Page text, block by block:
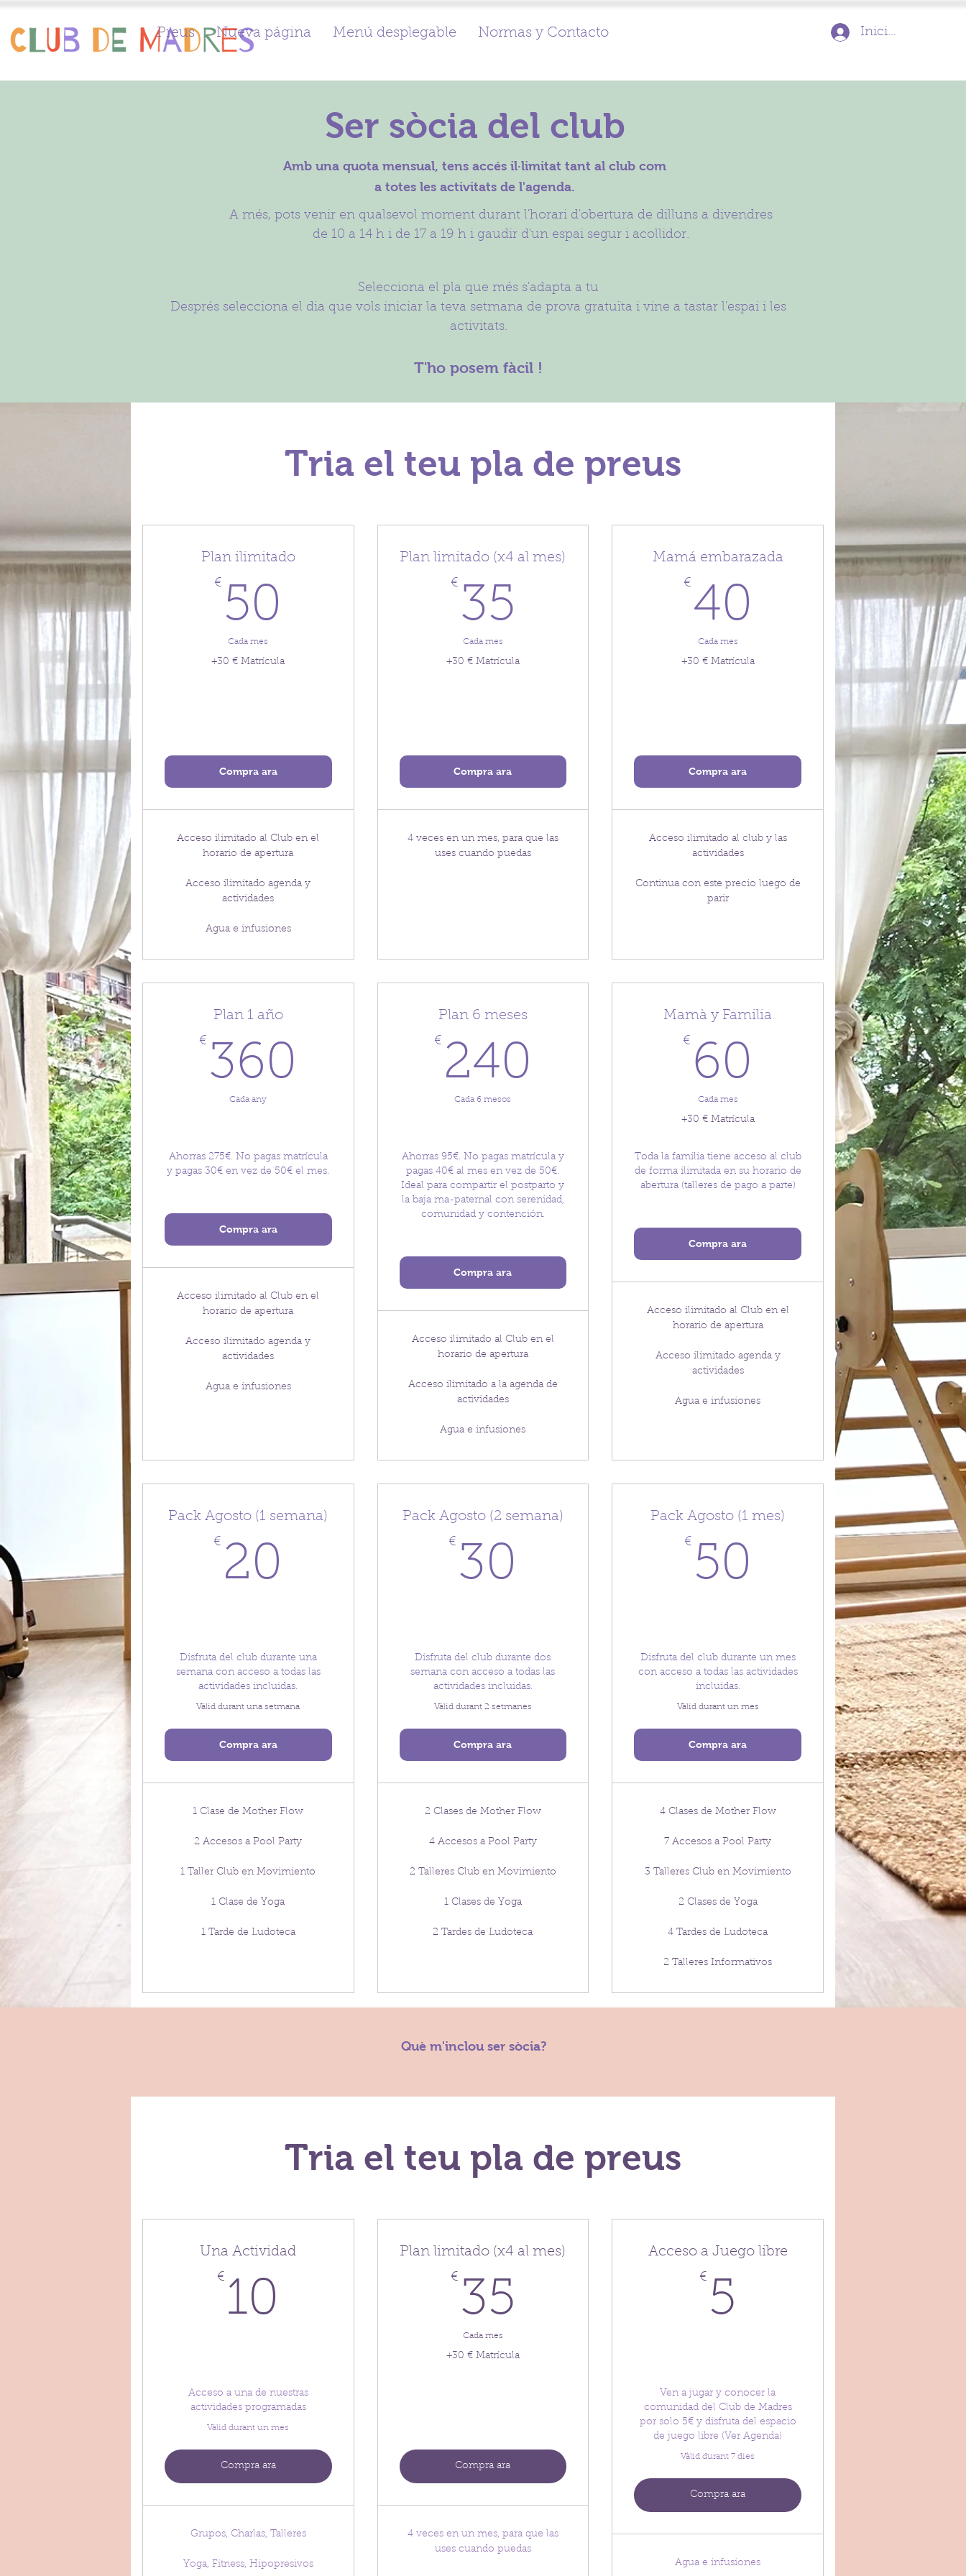
Preus Nueva página Menú desplegable Normas y Contacto Inicia la sessió
Ser sòcia del club
Amb una quota mensual, tens accés il·limitat tant al club com
a totes les activitats de l'agenda.
A més, pots venir en qualsevol moment durant l'horari d'obertura de dilluns a divendres
de 10 a 14 h i de 17 a 19 h i gaudir d'un espai segur i acollidor.
Selecciona el pla que més s'adapta a tu
Després selecciona el dia que vols iniciar la teva setmana de prova gratuïta i vine a tastar l'espai i les
activitats.
T'ho posem fàcil !
Tria el teu pla de preus
Plan ilimitado
€ 50
Cada mes
+30 € Matrícula
Compra ara
Acceso ilimitado al Club en el
horario de apertura
Acceso ilimitado agenda y
actividades
Agua e infusiones
Plan limitado (x4 al mes)
€ 35
Cada mes
+30 € Matrícula
Compra ara
4 veces en un mes, para que las
uses cuando puedas
Mamá embarazada
€ 40 40€
Cada mes
+30 € Matrícula
Compra ara
Acceso ilimitado al club y las
actividades
Continua con este precio luego de
parir
Plan 1 año
€ 360
Cada any
Ahorras 275€. No pagas matrícula
y pagas 30€ en vez de 50€ el mes.
Compra ara
Acceso ilimitado al Club en el
horario de apertura
Acceso ilimitado agenda y
actividades
Agua e infusiones
Plan 6 meses
€ 240
Cada 6 mesos
Ahorras 95€. No pagas matrícula y
pagas 40€ al mes en vez de 50€.
Ideal para compartir el postparto y
la baja ma-paternal con serenidad,
comunidad y contención.
Compra ara
Acceso ilimitado al Club en el
horario de apertura
Acceso ilimitado a la agenda de
actividades
Agua e infusiones
Mamà y Familia
€ 60 60€
Cada mes
+30 € Matrícula
Toda la familia tiene acceso al club
de forma ilimitada en su horario de
abertura (talleres de pago a parte)
Compra ara
Acceso ilimitado al Club en el
horario de apertura
Acceso ilimitado agenda y
actividades
Agua e infusiones
Pack Agosto (1 semana)
€ 20
Disfruta del club durante una
semana con acceso a todas las
actividades incluidas.
Vàlid durant una setmana
Compra ara
1 Clase de Mother Flow
2 Accesos a Pool Party
1 Taller Club en Movimiento
1 Clase de Yoga
1 Tarde de Ludoteca
Pack Agosto (2 semana)
€ 30
Disfruta del club durante dos
semana con acceso a todas las
actividades incluidas.
Vàlid durant 2 setmanes
Compra ara
2 Clases de Mother Flow
4 Accesos a Pool Party
2 Talleres Club en Movimiento
1 Clases de Yoga
2 Tardes de Ludoteca
Pack Agosto (1 mes)
€ 50 50€
Disfruta del club durante un mes
con acceso a todas las actividades
incluidas.
Vàlid durant un mes
Compra ara
4 Clases de Mother Flow
7 Accesos a Pool Party
3 Talleres Club en Movimiento
2 Clases de Yoga
4 Tardes de Ludoteca
2 Talleres Informativos
Què m'inclou ser sòcia?
Tria el teu pla de preus
Una Actividad
€ 10
Acceso a una de nuestras
actividades programadas
Vàlid durant un mes
Compra ara
Grupos, Charlas, Talleres
Yoga, Fitness, Hipopresivos
Plan limitado (x4 al mes)
€ 35
Cada mes
+30 € Matrícula
Compra ara
4 veces en un mes, para que las
uses cuando puedas
Acceso a Juego libre
€ 5
Ven a jugar y conocer la
comunidad del Club de Madres
por solo 5€ y disfruta del espacio
de juego libre (Ver Agenda)
Vàlid durant 7 dies
Compra ara
Agua e infusiones